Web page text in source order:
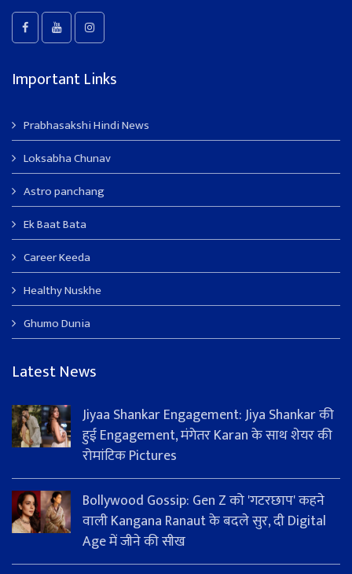
Important Links
Prabhasakshi Hindi News
Loksabha Chunav
Astro panchang
Ek Baat Bata
Career Keeda
Healthy Nuskhe
Ghumo Dunia
Latest News
Jiyaa Shankar Engagement: Jiya Shankar की
हुई Engagement, मंगेतर Karan के साथ शेयर की
रोमांटिक Pictures
Bollywood Gossip: Gen Z को 'गटरछाप' कहने
वाली Kangana Ranaut के बदले सुर, दी Digital
Age में जीने की सीख